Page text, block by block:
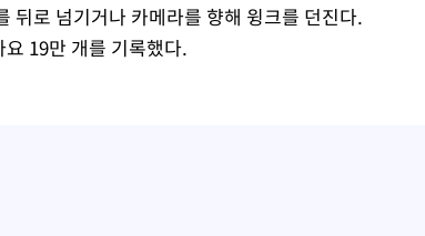
뒤로 넘기거나 카메라를 향해 윙크를 던진다.
19만 개를 기록했다.